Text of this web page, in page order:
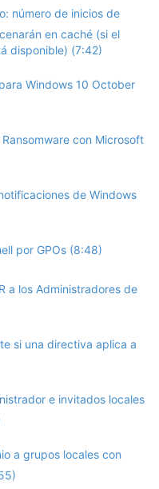
número de inicios de
en caché (si el
disponible) (7:42)
Windows 10 October
con Microsoft
de Windows
por GPOs (8:48)
a los Administradores de
si una directiva aplica a
e invitados locales
a grupos locales con